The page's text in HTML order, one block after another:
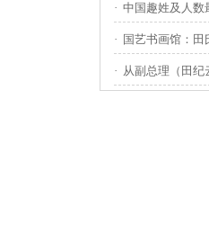
· 中国趣姓及人数
· 国艺书画馆：
· 从副总理（田纪